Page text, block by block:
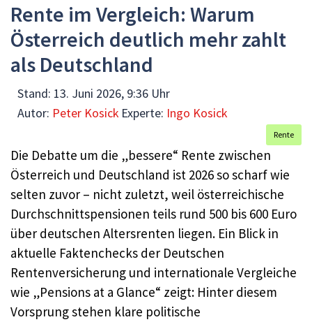
Rente im Vergleich: Warum
Österreich deutlich mehr zahlt
als Deutschland
Stand: 13. Juni 2026, 9:36 Uhr
Autor: Peter Kosick Experte: Ingo Kosick
Rente
Die Debatte um die „bessere“ Rente zwischen
Österreich und Deutschland ist 2026 so scharf wie
selten zuvor – nicht zuletzt, weil österreichische
Durchschnittspensionen teils rund 500 bis 600 Euro
über deutschen Altersrenten liegen. Ein Blick in
aktuelle Faktenchecks der Deutschen
Rentenversicherung und internationale Vergleiche
wie „Pensions at a Glance“ zeigt: Hinter diesem
Vorsprung stehen klare politische